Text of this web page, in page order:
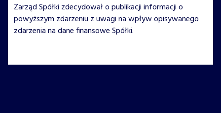
Zarząd Spółki zdecydował o publikacji informacji o
powyższym zdarzeniu z uwagi na wpływ opisywanego
zdarzenia na dane finansowe Spółki.